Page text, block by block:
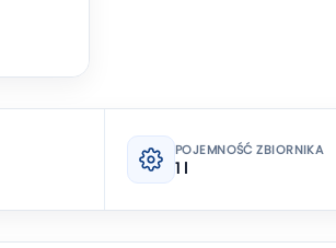
POJEMNOŚĆ ZBIORNIKA
1 l